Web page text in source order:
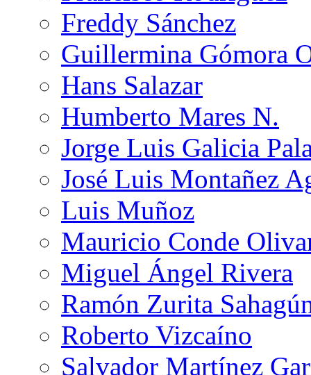
Freddy Sánchez
Guillermina Gómora
Hans Salazar
Humberto Mares N.
Jorge Luis Galicia
José Luis Montañez
Luis Muñoz
Mauricio Conde
Miguel Ángel Rivera
Ramón Zurita
Roberto Vizcaíno
Salvador Martínez